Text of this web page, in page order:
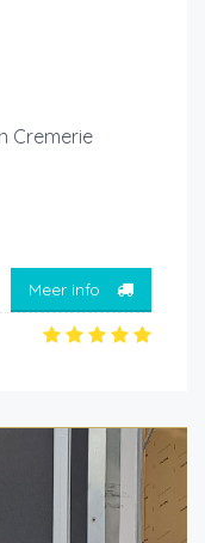
Cremerie
Meer info